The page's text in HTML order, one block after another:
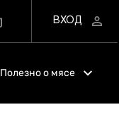
Полезно о мясе